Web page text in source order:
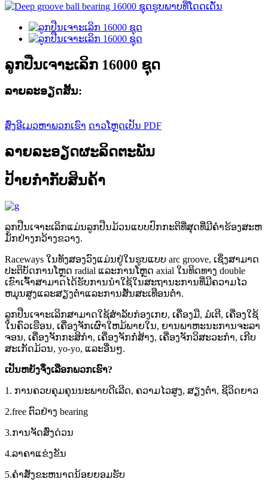
ລູກປືນເຈາະເລິກ 16000 ຊຸດ
ລາຍ​ລະ​ອຽດ​ສັ້ນ​:
ສົ່ງອີເມວຫາພວກເຮົາ ດາວໂຫຼດເປັນ PDF
ລາຍລະອຽດຜະລິດຕະພັນ
ປ້າຍກຳກັບສິນຄ້າ
ລູກປືນເຈາະເລິກແມ່ນລູກປືນມ້ວນແບບປົກກະຕິທີ່ສຸດທີ່ມີຄໍາຮ້ອງສະຫ
ມັກຢ່າງກວ້າງຂວາງ.
Raceways ໃນທັງສອງວົງແມ່ນຢູ່ໃນຮູບແບບ arc groove, ເຊິ່ງສາມາດ
ປະຕິບັດການໂຫຼດ radial ແລະການໂຫຼດ axial ໃນທິດທາງ double
ເຂົາເຈົ້າສາມາດໄດ້ຮັບການນໍາໃຊ້ໃນສະຖານະການທີ່ມີຄວາມໄວ
ຫມຸນສູງແລະສຽງຕ່ໍາແລະການສັ່ນສະເທືອນຕ່ໍາ.
ລູກປືນເຈາະເລິກສາມາດໃຊ້ສໍາລັບກ່ອງເກຍ, ເຄື່ອງມື, ມໍເຕີ, ເຄື່ອງໃຊ້
ໃນຄົວເຮືອນ, ເຄື່ອງຈັກເຜົາໃຫມ້ພາຍໃນ, ຍານພາຫະນະການຈະລາ
ຈອນ, ເຄື່ອງຈັກກະສິກໍາ, ເຄື່ອງຈັກກໍ່ສ້າງ, ເຄື່ອງຈັກວິສະວະກໍາ, ເກີບ
ສະເກັດມ້ວນ, yo-yo, ແລະອື່ນໆ.
ເປັນ​ຫຍັງ​ຈຶ່ງ​ເລືອກ​ພວກ​ເຮົາ​?
1. ການຄວບຄຸມຄຸນນະພາບດີເລີດ, ຄວາມໄວສູງ, ສຽງຕ່ໍາ, ຊີວິດຍາວ
2.free ຕົວຢ່າງ bearing
3.ການຈັດສົ່ງດ່ວນ
4.ລາຄາແຂ່ງຂັນ
5.ຄໍາສັ່ງຂະຫນາດນ້ອຍຍອມຮັບ